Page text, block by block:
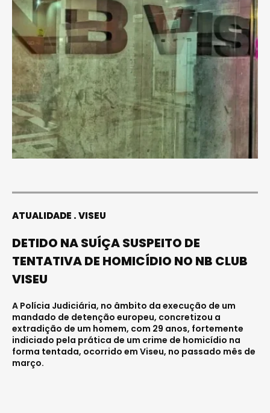
ATUALIDADE VISEU
DETIDO NA SUÍÇA SUSPEITO DE
TENTATIVA DE HOMICÍDIO NO NB CLUB
VISEU
A Polícia Judiciária, no âmbito da execução de um
mandado de detenção europeu, concretizou a
extradição de um homem, com 29 anos, fortemente
indiciado pela prática de um crime de homicídio na
forma tentada, ocorrido em Viseu, no passado mês de
março.